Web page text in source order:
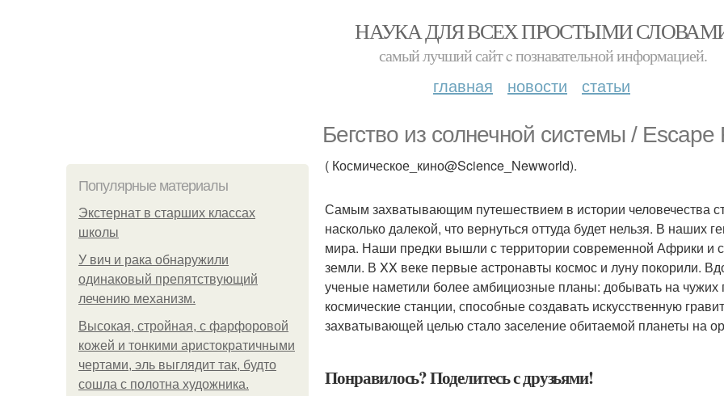
НАУКА ДЛЯ ВСЕХ ПРОСТЫМИ
самый лучший сайт c познавательной информацией.
главная новости статьи
Бегство из солнечной системы /
Популярные материалы
Экстернат в старших классах
школы
У вич и рака обнаружили
одинаковый препятствующий
лечению механизм.
Высокая, стройная, с фарфоровой
кожей и тонкими аристократичными
чертами, эль выглядит так, будто
сошла с полотна художника.
( Космическое_кино@Science_Newworld).
Самым захватывающим путешествием в истории человечества
насколько далекой, что вернуться оттуда будет нельзя. В наших
мира. Наши предки вышли с территории современной Африки и
земли. В XX веке первые астронавты космос и луну покорили.
ученые наметили более амбициозные планы: добывать на
космические станции, способные создавать искусственную
захватывающей целью стало заселение обитаемой планеты на
Понравилось? Поделитесь с друзьями!